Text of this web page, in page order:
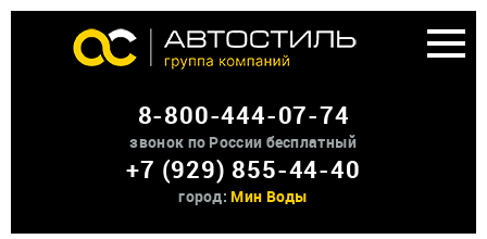
Аренда доп оборудования
О нас
Контакты
8-800-444-07-74
звонок по России бесплатный
+7 (929) 855-44-40
город: Мин Воды